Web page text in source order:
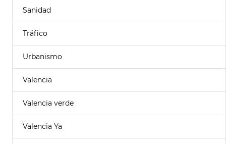
Sanidad
Tráfico
Urbanismo
Valencia
Valencia verde
Valencia Ya